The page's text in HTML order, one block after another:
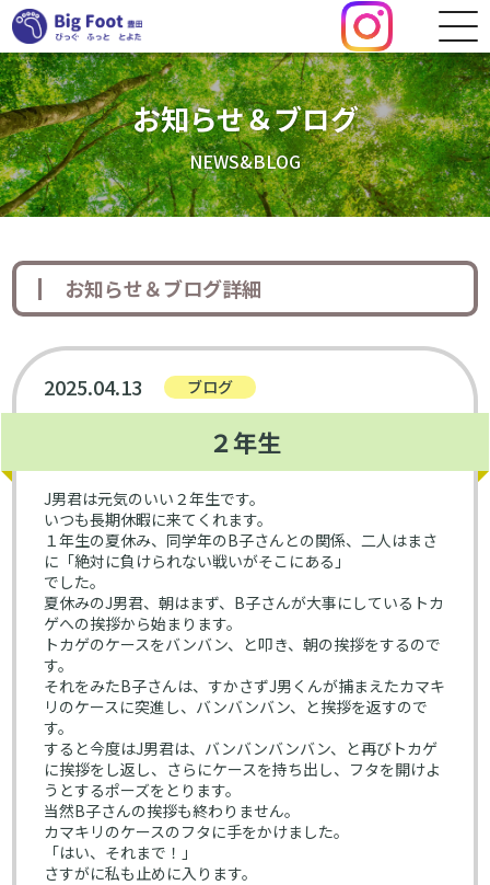
お知らせ＆ブログ
NEWS&BLOG
お知らせ＆ブログ詳細
2025.04.13 ブログ
２年生
J男君は元気のいい２年生です。
いつも長期休暇に来てくれます。
１年生の夏休み、同学年のB子さんとの関係、二人はまさ
に「絶対に負けられない戦いがそこにある」
でした。
夏休みのJ男君、朝はまず、B子さんが大事にしているトカ
ゲへの挨拶から始まります。
トカゲのケースをバンバン、と叩き、朝の挨拶をするので
す。
それをみたB子さんは、すかさずJ男くんが捕まえたカマキ
リのケースに突進し、バンバンバン、と挨拶を返すので
す。
すると今度はJ男君は、バンバンバンバン、と再びトカゲ
に挨拶をし返し、さらにケースを持ち出し、フタを開けよ
うとするポーズをとります。
当然B子さんの挨拶も終わりません。
カマキリのケースのフタに手をかけました。
「はい、それまで！」
さすがに私も止めに入ります。